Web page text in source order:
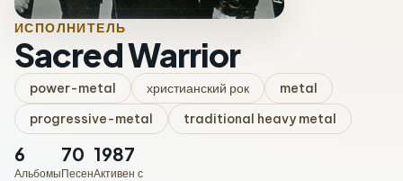
ИСПОЛНИТЕЛЬ
Sacred Warrior
power-metal христианский рок
metal
progressive-metal
traditional heavy metal
6
Альбомы
70
Песен
1987
Активен с